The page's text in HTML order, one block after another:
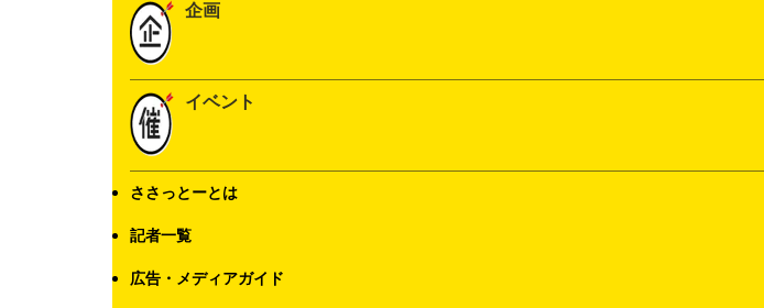
企画
イベント
ささっとーとは
記者一覧
広告・メディアガイド